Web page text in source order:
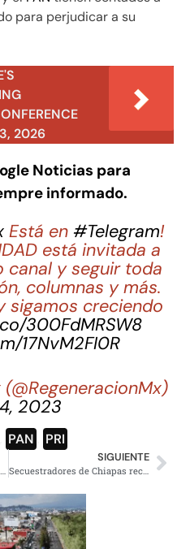
para perjudicar a su
2026
Noticias para
informado.
Está en #Telegram!
está invitada a
canal y seguir toda
columnas y más.
sigamos creciendo
300FdMRSW8
17NvM2FI0R
2023
PAN PRI
SIGUIENTE
Secuestradores de Chiapas reciben condena de 180 años de prisión